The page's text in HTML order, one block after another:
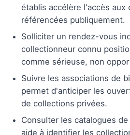
établis accélère l'accès aux
référencées publiquement.
Solliciter un rendez-vous
collectionneur connu
comme sérieuse, non
Suivre les associations de
permet d'anticiper les
de collections privées.
Consulter les catalogues
aide à identifier les